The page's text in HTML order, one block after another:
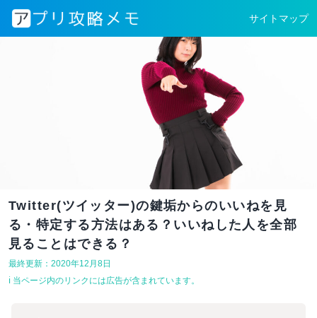
サイトマップ
Twitter(ツイッター)の鍵垢からのいいねを見
る・特定する方法はある？いいねした人を全部
見ることはできる？
最終更新：2020年12月8日
ℹ︎ 当ページ内のリンクには広告が含まれています。